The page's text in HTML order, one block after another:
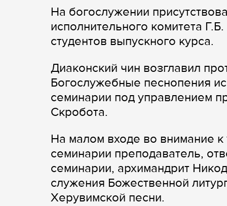
На богослужении
исполнительного комитета
студентов выпускного курса.
Диаконский чин возглавил
Богослужебные песнопения
семинарии под управлением
Скробота.
На малом входе во внимание
семинарии преподаватель,
семинарии, архимандрит
служения Божественной
Херувимской песни.